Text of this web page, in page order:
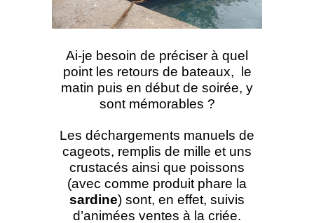
Ai-je besoin de préciser à quel
point les retours de bateaux, le
matin puis en début de soirée, y
sont mémorables ?
Les déchargements manuels de
cageots, remplis de mille et uns
crustacés ainsi que poissons
(avec comme produit phare la
sardine) sont, en effet, suivis
d’animées ventes à la criée.